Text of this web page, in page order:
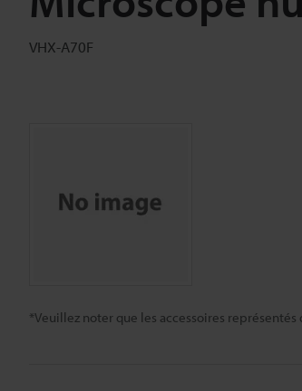
VHX-A70F
*Veuillez noter que les accessoires